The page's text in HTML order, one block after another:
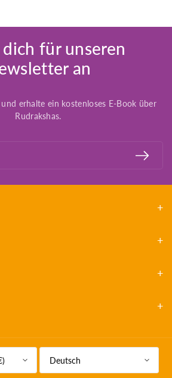
für unseren
an
erhalte ein kostenloses E-Book über
Rudrakshas.
Deutsch